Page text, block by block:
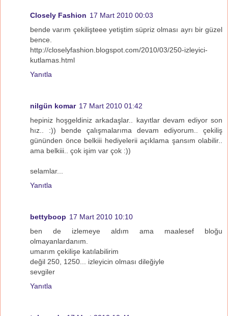
Closely Fashion 17 Mart 2010 00:03
bende varım çekilişteee yetiştim süpriz olması ayrı bir güzel
bence.
http://closelyfashion.blogspot.com/2010/03/250-izleyici-
kutlamas.html
Yanıtla
nilgün komar 17 Mart 2010 01:42
hepiniz hoşgeldiniz arkadaşlar.. kayıtlar devam ediyor son
hız.. :)) bende çalışmalarıma devam ediyorum.. çekiliş
gününden önce belkiii hediyelerii açıklama şansım olabilir..
ama belkiii.. çok işim var çok :))
selamlar...
Yanıtla
bettyboop 17 Mart 2010 10:10
ben de izlemeye aldım ama maalesef bloğu
olmayanlardanım.
umarım çekilişe katılabilirim
değil 250, 1250... izleyicin olması dileğiyle
sevgiler
Yanıtla